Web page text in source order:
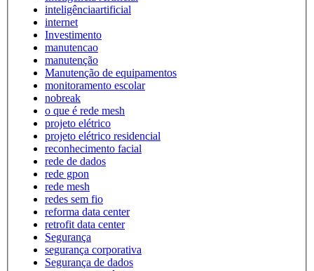
inteligênciaartificial
internet
Investimento
manutencao
manutenção
Manutenção de equipamentos
monitoramento escolar
nobreak
o que é rede mesh
projeto elétrico
projeto elétrico residencial
reconhecimento facial
rede de dados
rede gpon
rede mesh
redes sem fio
reforma data center
retrofit data center
Segurança
segurança corporativa
Segurança de dados